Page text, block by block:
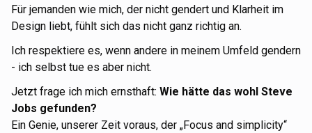
Für jemanden wie mich, der nicht gendert und Klarheit im
Design liebt, fühlt sich das nicht ganz richtig an.
Ich respektiere es, wenn andere in meinem Umfeld gendern
- ich selbst tue es aber nicht.
Jetzt frage ich mich ernsthaft: Wie hätte das wohl Steve
Jobs gefunden?
Ein Genie, unserer Zeit voraus, der „Focus and simplicity“